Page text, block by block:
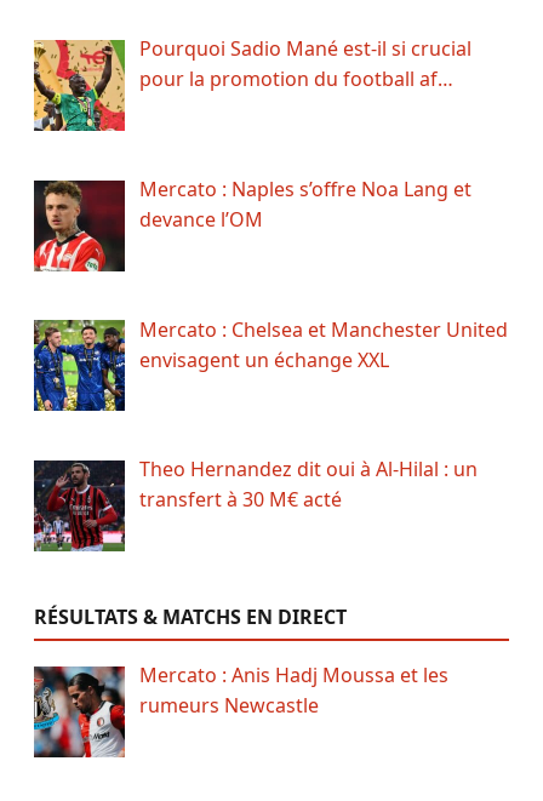
Pourquoi Sadio Mané est-il si crucial
pour la promotion du football af…
Mercato : Naples s’offre Noa Lang et
devance l’OM
Mercato : Chelsea et Manchester United
envisagent un échange XXL
Theo Hernandez dit oui à Al-Hilal : un
transfert à 30 M€ acté
RÉSULTATS & MATCHS EN DIRECT
Mercato : Anis Hadj Moussa et les
rumeurs Newcastle